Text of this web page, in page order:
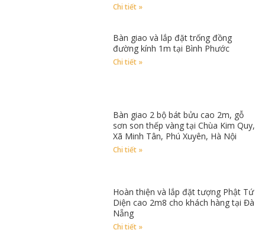
Chi tiết »
Bàn giao và lắp đặt trống đồng
đường kính 1m tại Bình Phước
Chi tiết »
Bàn giao 2 bộ bát bửu cao 2m, gỗ
sơn son thếp vàng tại Chùa Kim Quy,
Xã Minh Tân, Phú Xuyên, Hà Nội
Chi tiết »
Hoàn thiện và lắp đặt tượng Phật Tứ
Diện cao 2m8 cho khách hàng tại Đà
Nẵng
Chi tiết »